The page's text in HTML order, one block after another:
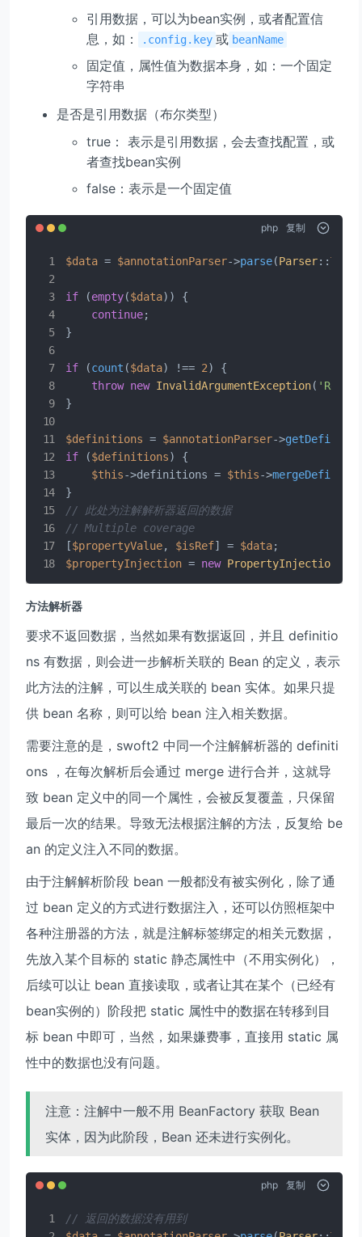
引用数据，可以为bean实例，或者配置信
息，如：
.config.key 或 beanName
固定值，属性值为数据本身，如：一个固定
字符串
是否是引用数据（布尔类型）
true： 表示是引用数据，会去查找配置，或
者查找bean实例
false：表示是一个固定值
php 复制
$data = $annotationParser->parse(Parser::
if (empty($data)) {
continue;
}
if (count ($data) !== 2) {
throw new InvalidArgumentException(
}
$definitions = $annotationParser->
if ($definitions) {
$this->definitions = $this->
// 此处为注解解析器返回的数据
// Multiple coverage
[$propertyValue, $isRef] = $data
$propertyInjection = new PropertyInjection
方法解析器
要求不返回数据，当然如果有数据返回，并且 definitio
ns 有数据，则会进一步解析关联的 Bean 的定义，表示
此方法的注解，可以生成关联的 bean 实体。如果只提
供 bean 名称，则可以给 bean 注入相关数据。
需要注意的是，swoft2 中同一个注解解析器的 definiti
ons ，在每次解析后会通过 merge 进行合并，这就导
致 bean 定义中的同一个属性，会被反复覆盖，只保留
最后一次的结果。导致无法根据注解的方法，反复给 be
an 的定义注入不同的数据。
由于注解解析阶段 bean 一般都没有被实例化，除了通
过 bean 定义的方式进行数据注入，还可以仿照框架中
各种注册器的方法，就是注解标签绑定的相关元数据，
先放入某个目标的 static 静态属性中（不用实例化），
后续可以让 bean 直接读取，或者让其在某个（已经有
bean实例的）阶段把 static 属性中的数据在转移到目
标 bean 中即可，当然，如果嫌费事，直接用 static 属
性中的数据也没有问题。
注意：注解中一般不用 BeanFactory 获取 Bean
实体，因为此阶段，Bean 还未进行实例化。
php 复制
// 返回的数据没有用到